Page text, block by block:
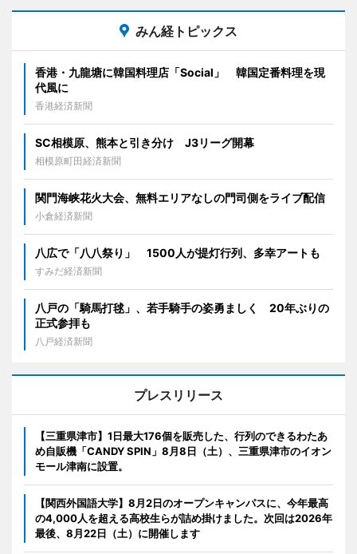
みん経トピックス
香港・九龍塘に韓国料理店「Social」 韓国定番料理を現
代風に
香港経済新聞
SC相模原、熊本と引き分け J3リーグ開幕
相模原町田経済新聞
関門海峡花火大会、無料エリアなしの門司側をライブ配信
小倉経済新聞
八広で「八八祭り」 1500人が提灯行列、多幸アートも
すみだ経済新聞
八戸の「騎馬打毬」、若手騎手の姿勇ましく 20年ぶりの
正式参拝も
八戸経済新聞
プレスリリース
【三重県津市】1日最大176個を販売した、行列のできるわたあ
め自販機「CANDY SPIN」8月8日（土）、三重県津市のイオン
モール津南に設置。
【関西外国語大学】8月2日のオープンキャンパスに、今年最高
の4,000人を超える高校生らが詰め掛けました。次回は2026年
最後、8月22日（土）に開催します